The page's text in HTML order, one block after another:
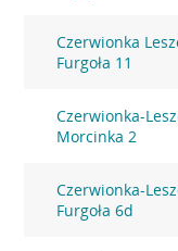
Czerwionka
Furgoła 11
Czerwionka-
Morcinka 2
Czerwionka-
Furgoła 6d